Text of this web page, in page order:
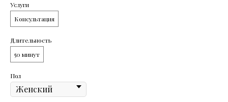
Услуги
Консультация
Длительность
50 минут
Пол